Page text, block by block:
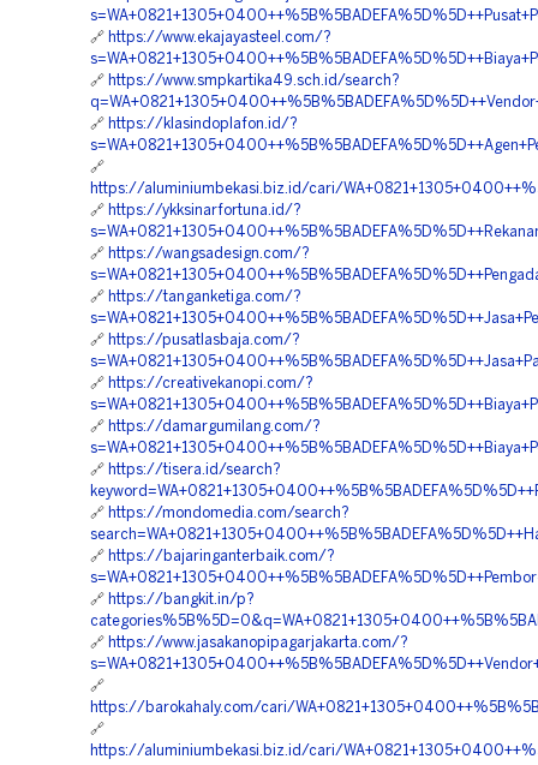
🔗 https://www.ekajayasteel.com/?
🔗 https://www.smpkartika49.sch.id/search?
🔗 https://klasindoplafon.id/?
🔗
https://aluminiumbekasi.biz.id/cari/
🔗 https://ykksinarfortuna.id/?
🔗 https://wangsadesign.com/?
🔗 https://tanganketiga.com/?
🔗 https://pusatlasbaja.com/?
🔗 https://creativekanopi.com/?
🔗 https://damargumilang.com/?
🔗 https://tisera.id/search?
🔗 https://mondomedia.com/search?
🔗 https://bajaringanterbaik.com/?
🔗 https://bangkit.in/p?
🔗 https://www.jasakanopipagarjakarta.com/?
🔗
https://barokahaly.com/cari/
🔗
https://aluminiumbekasi.biz.id/cari/